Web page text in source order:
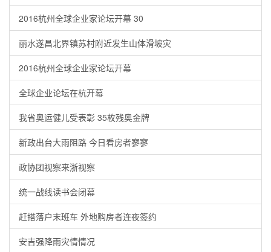
2016杭州全球企业家论坛开幕 30
丽水遂昌北界镇苏村附近发生山体滑坡灾
2016杭州全球企业家论坛开幕
全球企业论坛在杭开幕
我省奥运健儿受表彰 35枚残奥金牌
新政出台大雨阻路 今日看房者寥寥
政协团视察来浙视察
统一战线读书会闭幕
赶搭落户末班车 外地购房者连夜签约
安吉强降雨灾情情况